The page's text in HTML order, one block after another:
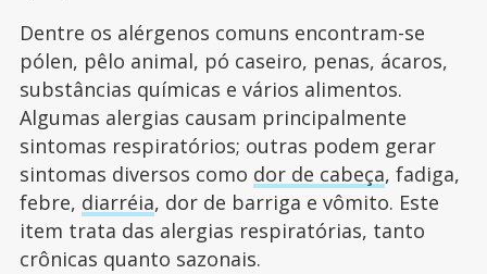
Dentre os alérgenos comuns encontram-se
pólen, pêlo animal, pó caseiro, penas, ácaros,
substâncias químicas e vários alimentos.
Algumas alergias causam principalmente
sintomas respiratórios; outras podem gerar
sintomas diversos como dor de cabeça, fadiga,
febre, diarréia, dor de barriga e vômito. Este
item trata das alergias respiratórias, tanto
crônicas quanto sazonais.